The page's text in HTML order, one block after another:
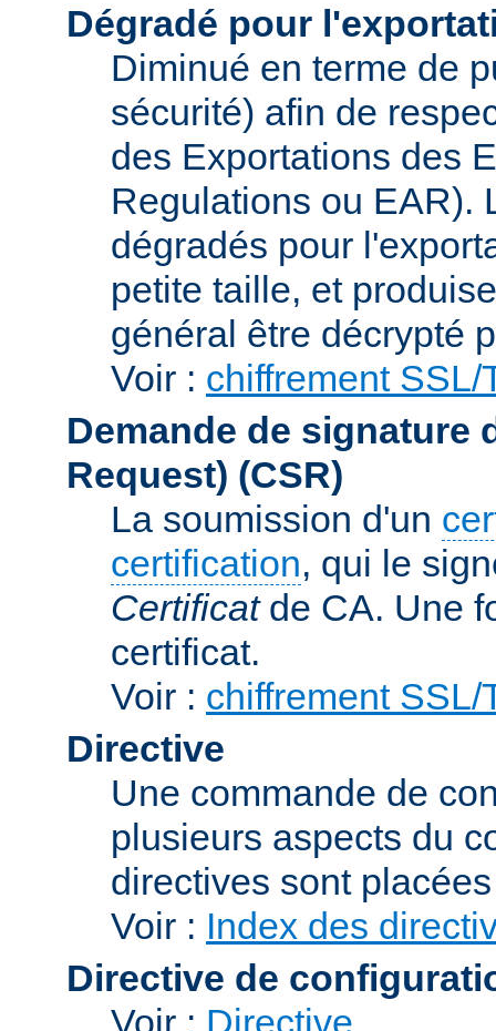
Dégradé pour
Diminué en terme de
sécurité) afin de
des Exportations des
Regulations ou EAR).
dégradés pour
petite taille, et
général être décrypté
Voir : chiffrement SSL/
Demande de signature
Request) (CSR)
La soumission d'un
certification, qui le
Certificatde CA. Une
certificat.
Voir : chiffrement SSL/
Directive
Une commande de
plusieurs aspects du
directives sont
Voir : Index des
Directive de
Voir : Directive